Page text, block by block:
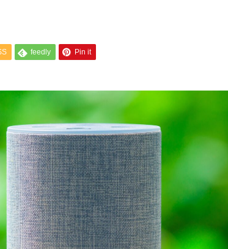
feedly Pin it